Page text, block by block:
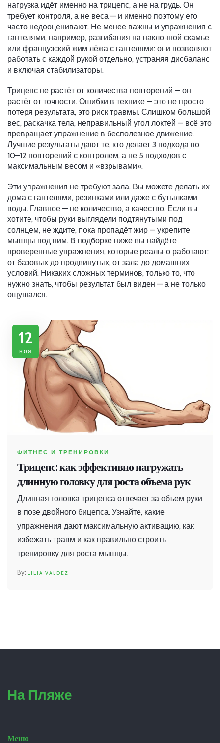
нагрузка идёт именно на трицепс, а не на грудь. Он
требует контроля, а не веса — и именно поэтому его
часто недооценивают. Не менее важны и упражнения с
гантелями, например, разгибания на наклонной скамье
или французский жим лёжа с гантелями: они позволяют
работать с каждой рукой отдельно, устраняя дисбаланс
и включая стабилизаторы.
Трицепс не растёт от количества повторений — он
растёт от точности. Ошибки в технике — это не просто
потеря результата, это риск травмы. Слишком большой
вес, раскачка тела, неправильный угол локтей — всё это
превращает упражнение в бесполезное движение.
Лучшие результаты дают те, кто делает 3 подхода по
10–12 повторений с контролем, а не 5 подходов с
максимальным весом и «взрывами».
Эти упражнения не требуют зала. Вы можете делать их
дома с гантелями, резинками или даже с бутылками
воды. Главное — не количество, а качество. Если вы
хотите, чтобы руки выглядели подтянутыми под
солнцем, не ждите, пока пропадёт жир — укрепите
мышцы под ним. В подборке ниже вы найдёте
проверенные упражнения, которые реально работают:
от базовых до продвинутых, от зала до домашних
условий. Никаких сложных терминов, только то, что
нужно знать, чтобы результат был виден — а не только
ощущался.
12
ноя
ФИТНЕС И ТРЕНИРОВКИ
Трицепс: как эффективно нагружать
длинную головку для роста объема рук
Длинная головка трицепса отвечает за объем руки
в позе двойного бицепса. Узнайте, какие
упражнения дают максимальную активацию, как
избежать травм и как правильно строить
тренировку для роста мышцы.
LILIA VALDEZ
На Пляже
Меню